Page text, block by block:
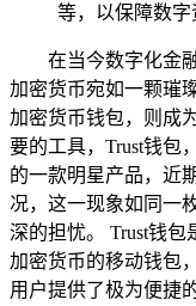
等，以保障数字
在当今数字化金
加密货币宛如一颗璀
加密货币钱包，则成
要的工具，Trust钱包
的一款明星产品，近
况，这一现象如同一
深的担忧。 Trust钱
加密货币的移动钱包
用户提供了极为便捷